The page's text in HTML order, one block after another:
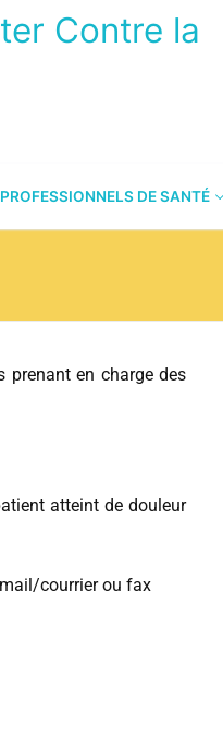
Contre la
PROFESSIONNELS DE SANTÉ
prenant en charge des
atteint de douleur
courrier ou fax